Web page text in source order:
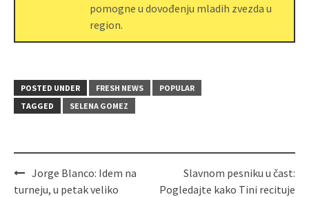
pomogne u dovođenju mladih zvezda u
region.
POSTED UNDER FRESH NEWS
POPULAR
TAGGED
SELENA GOMEZ
Jorge Blanco: Idem na
turneju, u petak veliko
Slavnom pesniku u čast:
Pogledajte kako Tini recituje